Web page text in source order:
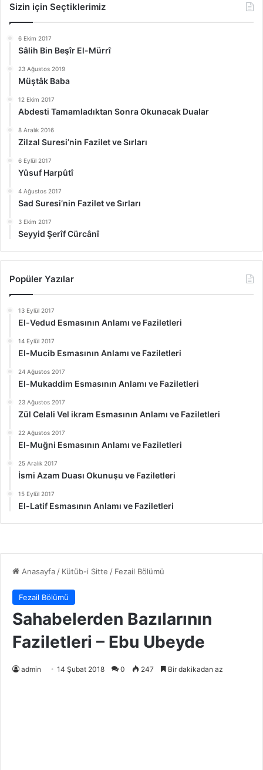
Sizin için Seçtiklerimiz
6 Ekim 2017
Sâlih Bin Beşîr El-Mürrî
23 Ağustos 2019
Müştâk Baba
12 Ekim 2017
Abdesti Tamamladıktan Sonra Okunacak Dualar
8 Aralık 2016
Zilzal Suresi’nin Fazilet ve Sırları
6 Eylül 2017
Yûsuf Harpûtî
4 Ağustos 2017
Sad Suresi’nin Fazilet ve Sırları
3 Ekim 2017
Seyyid Şerîf Cürcânî
Popüler Yazılar
13 Eylül 2017
El-Vedud Esmasının Anlamı ve Faziletleri
14 Eylül 2017
El-Mucib Esmasının Anlamı ve Faziletleri
24 Ağustos 2017
El-Mukaddim Esmasının Anlamı ve Faziletleri
23 Ağustos 2017
Zül Celali Vel ikram Esmasının Anlamı ve Faziletleri
22 Ağustos 2017
El-Muğni Esmasının Anlamı ve Faziletleri
25 Aralık 2017
İsmi Azam Duası Okunuşu ve Faziletleri
15 Eylül 2017
El-Latif Esmasının Anlamı ve Faziletleri